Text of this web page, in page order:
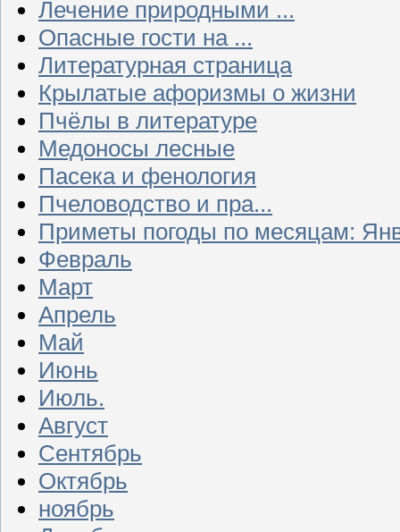
Лечение природными ...
Опасные гости на ...
Литературная страница
Крылатые афоризмы о жизни
Пчёлы в литературе
Медоносы лесные
Пасека и фенология
Пчеловодство и пра...
Приметы погоды по месяцам:
Февраль
Март
Апрель
Май
Июнь
Июль.
Август
Сентябрь
Октябрь
ноябрь